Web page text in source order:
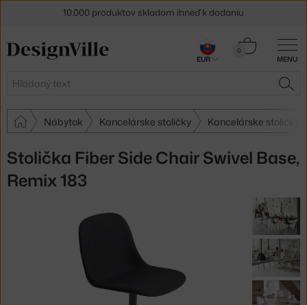
MENU
Hľadať
0
Košík
Nábytok Kancelárske stoličky Kancelárske stoličky
Stolička Fiber Side Chair Swivel Base,
Remix 183
30 dní na vrátenie tovaru
EUR